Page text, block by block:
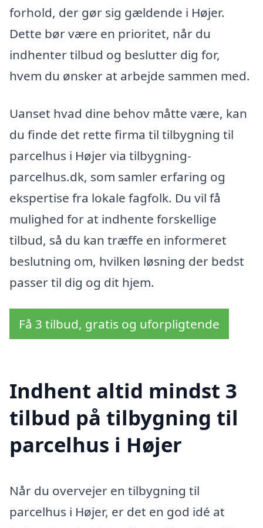
forhold, der gør sig gældende i Højer.
Dette bør være en prioritet, når du
indhenter tilbud og beslutter dig for,
hvem du ønsker at arbejde sammen med.
Uanset hvad dine behov måtte være, kan
du finde det rette firma til tilbygning til
parcelhus i Højer via tilbygning-
parcelhus.dk, som samler erfaring og
ekspertise fra lokale fagfolk. Du vil få
mulighed for at indhente forskellige
tilbud, så du kan træffe en informeret
beslutning om, hvilken løsning der bedst
passer til dig og dit hjem.
Få 3 tilbud, gratis og uforpligtende
Indhent altid mindst 3
tilbud på tilbygning til
parcelhus i Højer
Når du overvejer en tilbygning til
parcelhus i Højer, er det en god idé at